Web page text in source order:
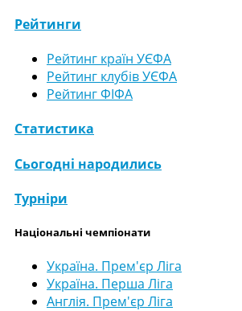
Рейтинги
Рейтинг країн УЄФА
Рейтинг клубів УЄФА
Рейтинг ФІФА
Статистика
Сьогодні народились
Турніри
Національні чемпіонати
Україна. Прем'єр Ліга
Україна. Перша Ліга
Англія. Прем'єр Ліга